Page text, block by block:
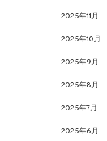
2025年11月
2025年10月
2025年9月
2025年8月
2025年7月
2025年6月